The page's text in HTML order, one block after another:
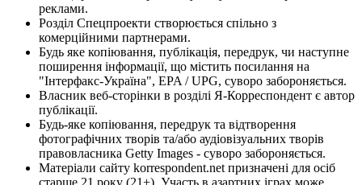
реклами.
Розділ Спецпроекти створюється спільно з
комерційними партнерами.
Будь яке копіювання, публікація, передрук, чи наступне
поширення інформації, що містить посилання на
"Інтерфакс-Україна", EPA / UPG, суворо забороняється.
Власник веб-сторінки в розділі Я-Корреспондент є автор
публікації.
Будь-яке копіювання, передрук та відтворення
фотографічних творів та/або аудіовізуальних творів
правовласника Getty Images - суворо забороняється.
Матеріали сайту korrespondent.net призначені для осіб
старше 21 року (21+). Участь в азартних іграх може